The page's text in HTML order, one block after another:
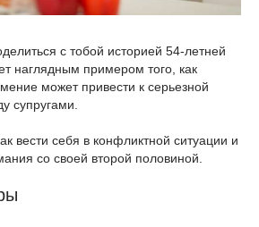
с тобой историей 54-летней
наглядным примером того, как
может привести к серьезной
супругами.
вести себя в конфликтной ситуации и
со своей второй половиной.